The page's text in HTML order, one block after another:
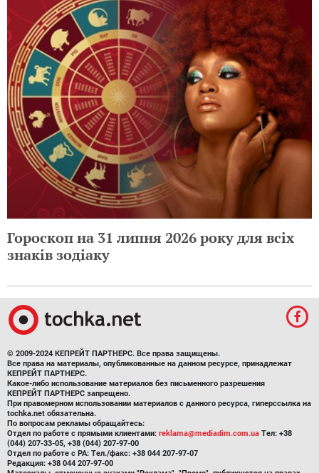
Гороскоп на 31 липня 2026 року для всіх
знаків зодіаку
© 2009-2024 КЕПРЕЙТ ПАРТНЕРС. Все права защищены.
Все права на материалы, опубликованные на данном ресурсе, принадлежат
КЕПРЕЙТ ПАРТНЕРС.
Какое-либо использование материалов без письменного разрешения
КЕПРЕЙТ ПАРТНЕРС запрещено.
При правомерном использовании материалов с данного ресурса, гиперссылка на
tochka.net обязательна.
По вопросам рекламы обращайтесь:
Отдел по работе с прямыми клиентами: reklama@mediadim.com.ua Тел: +38
(044) 207-33-05, +38 (044) 207-97-00
Отдел по работе с РА: Тел./факс: +38 044 207-97-07
Редакция: +38 044 207-97-00